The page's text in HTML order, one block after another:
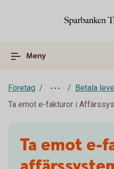
Meny
Företag
Betala
Ta emot e-fakturor i
Ta emot e-